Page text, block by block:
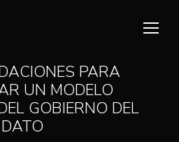
PARA
UN MODELO
GOBIERNO DEL
DATO
aquí: